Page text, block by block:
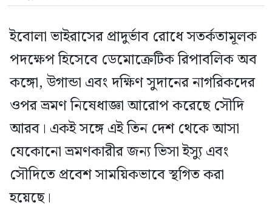
ইবোলা ভাইরাসের প্রাদুর্ভাব রোধে সতর্কতামূলক
পদক্ষেপ হিসেবে ডেমোক্রেটিক রিপাবলিক অব
কঙ্গো, উগান্ডা এবং দক্ষিণ সুদানের নাগরিকদের
ওপর ভ্রমণ নিষেধাজ্ঞা আরোপ করেছে সৌদি
আরব। একই সঙ্গে এই তিন দেশ থেকে আসা
যেকোনো ভ্রমণকারীর জন্য ভিসা ইস্যু এবং
সৌদিতে প্রবেশ সাময়িকভাবে স্থগিত করা
হয়েছে।